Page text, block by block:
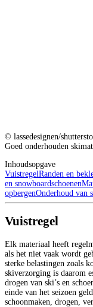
© lassedesignen/
Goed onderhouden
Inhoudsopgave
VuistregelRanden en
en snowboardschoenen
opbergenOnderhoud van
Vuistregel
Elk materiaal heeft
als het niet vaak wordt
sterke belastingen zoals
skiverzorging is daarom
drogen van ski’s en
einde van het seizoen
schoonmaken, drogen,